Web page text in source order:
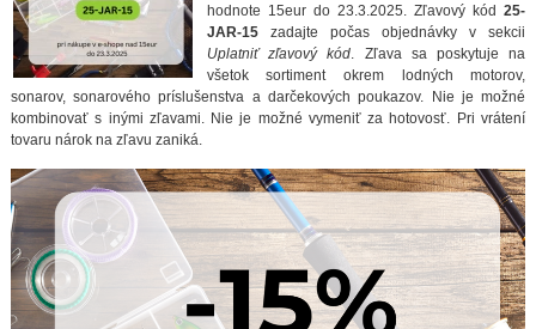
hodnote 15eur do 23.3.2025. Zľavový kód25-
JAR-15zadajte počas objednávky v sekcii
Uplatniť zľavový kód . Zľava sa poskytuje na
všetok sortiment okrem lodných motorov,
sonarov, sonarového príslušenstva a darčekových poukazov. Nie je možné
kombinovať s inými zľavami. Nie je možné vymeniť za hotovosť. Pri vrátení
tovaru nárok na zľavu zaniká.